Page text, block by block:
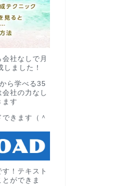
社なしで月
ました！
ら学べる35
社の力なし
ます
きます（＾
！テキスト
ができま